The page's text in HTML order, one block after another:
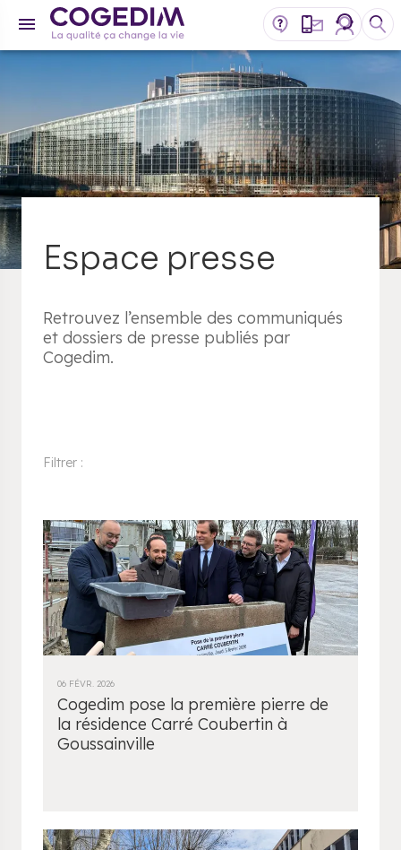
Espace presse
Retrouvez l’ensemble des communiqués
et dossiers de presse publiés par
Cogedim.
Filtrer :
06 FÉVR. 2026
Cogedim pose la première pierre de
la résidence Carré Coubertin à
Goussainville